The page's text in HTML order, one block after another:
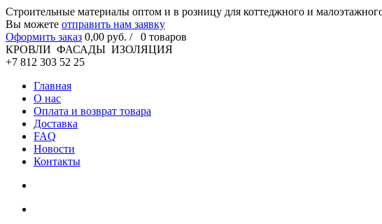
Cтроительные материалы оптом и в розницу для коттеджного и
Вы можете отправить нам заявку
Оформить заказ 0,00 руб. / 0 товаров
КРОВЛИ ФАСАДЫ ИЗОЛЯЦИЯ
+7 812 303 52 25
Главная
О нас
Оплата и возврат товара
Доставка
FAQ
Новости
Контакты